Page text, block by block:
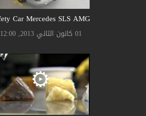
Car Mercedes SLS AMG
01 كانون الثاني 2013, 12:00 ص